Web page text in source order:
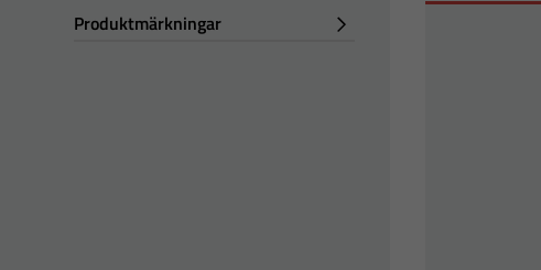
Produktmärkningar